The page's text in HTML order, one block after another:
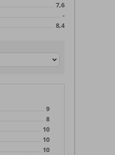
7,6
-
8,4
9
8
10
10
10